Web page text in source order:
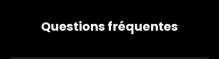
Questions fréquentes